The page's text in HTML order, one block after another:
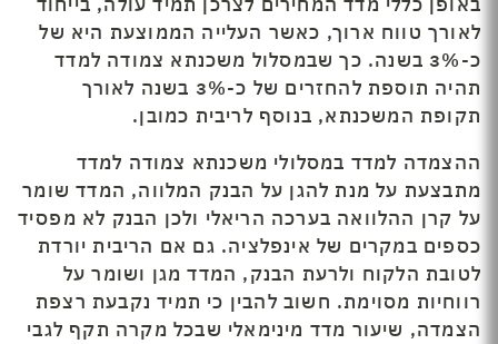
באופן כללי מדד המחירים לצרכן תמיד עולה, בייחוד
לאורך טווח ארוך, כאשר העלייה הממוצעת היא של
כ-3% בשנה. כך שבמסלול משכנתא צמודה למדד
תהיה תוספת להחזרים של כ-3% בשנה לאורך
תקופת המשכנתא, בנוסף לריבית כמובן.
ההצמדה למדד במסלולי משכנתא צמודה למדד
מתבצעת על מנת להגן על הבנק המלווה, המדד שומר
על קרן ההלוואה בערכה הריאלי ולכן הבנק לא מפסיד
כספים במקרים של אינפלציה. גם אם הריבית יורדת
לטובת הלקוח ולרעת הבנק, המדד מגן ושומר על
רווחיות מסוימת. חשוב להבין כי תמיד נקבעת רצפת
הצמדה, שיעור מדד מינימאלי שבכל מקרה תקף לגבי